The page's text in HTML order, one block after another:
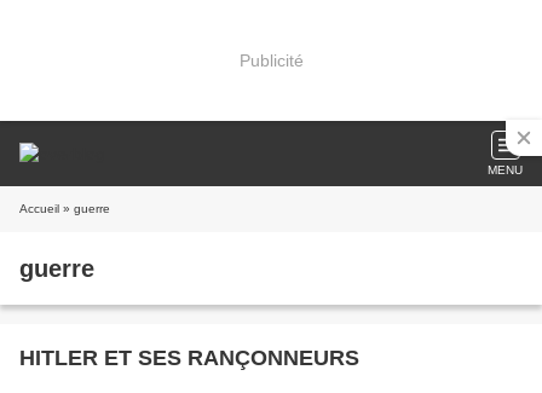
Publicité
MENU
Accueil » guerre
guerre
HITLER ET SES RANÇONNEURS